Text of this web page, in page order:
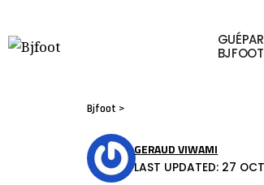
Bjfoot >
LAST UPDATED: 27
GERAUD VIWAMI